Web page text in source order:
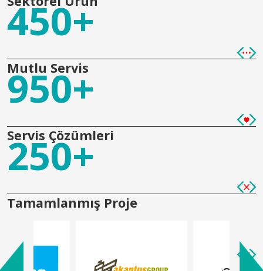
450+
Mutlu Servis
950+
Servis Çözümleri
250+
Tamamlanmış Proje